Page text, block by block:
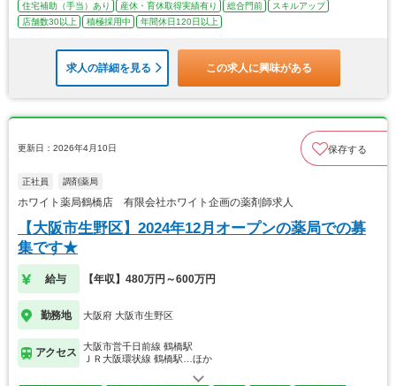
住宅補助（手当）あり
産休・育休取得実績有り 総合門前
スキルアップ
店舗数30以上
積極採用中 年間休日120日以上
求人の詳細を見る この求人に興味がある
更新日：2026年4月10日 保存する
正社員 調剤薬局
ホワイト薬局鶴橋店 有限会社ホワイト企画の薬剤師求人
【大阪市生野区】2024年12月オープンの薬局での募
集です★
給与 【年収】480万円～600万円
勤務地 大阪府 大阪市生野区
アクセス
大阪市営千日前線 鶴橋駅
ＪＲ大阪環状線 鶴橋駅…ほか